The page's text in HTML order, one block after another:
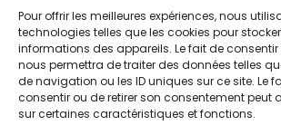
Pour offrir les meilleures expériences, nous
technologies telles que les cookies pour
informations des appareils. Le fait de
nous permettra de traiter des données telles
de navigation ou les ID uniques sur ce site. Le
consentir ou de retirer son consentement peut
sur certaines caractéristiques et fonctions.
85100 Les Sables-d'Olonne
Téléphone :
06 13 23 67 88
Adresse mail :